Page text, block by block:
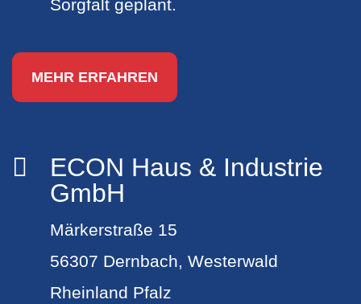
Sorgfalt geplant.
MEHR ERFAHREN

ECON Haus & Industrie
GmbH
Märkerstraße 15
56307 Dernbach, Westerwald
Rheinland Pfalz